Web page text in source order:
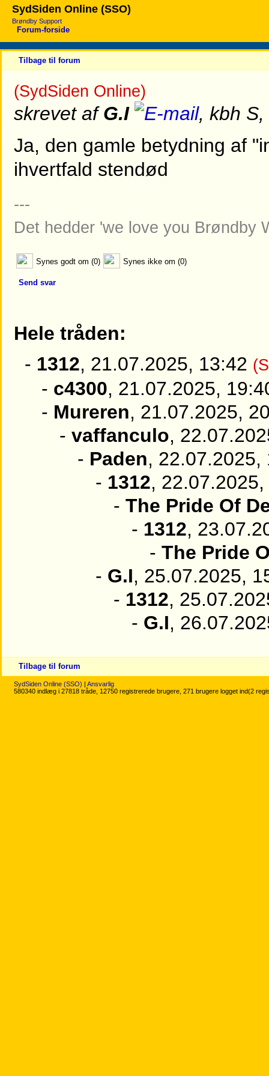
SydSiden Online (SSO)
Brøndby Support
Forum-forside
Tilbage til forum
(SydSiden Online)
skrevet afG.I
, kbh
Ja, den gamle betydning af
ihvertfald stendød
---
Det hedder 'we love you Brøndby
Synes godt om (0) Synes ikke om (0)
Send svar
Hele tråden:
- 1312, 21.07.2025, 13:42
- c4300, 21.07.2025,
- Mureren, 21.07.2025,
- vaffanculo,
- Paden, 22.07.2025,
- 1312,
- The Pride Of
- 1312,
- The Pride
- G.I, 25.07.2025,
- 1312,
- G.I,
Tilbage til forum
SydSiden Online (SSO) | Ansvarlig
580340 indlæg i 27818 tråde, 12750 registrerede brugere, 271 brugere logget ind(2